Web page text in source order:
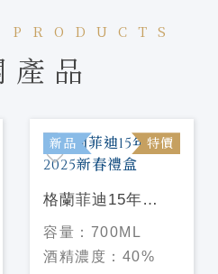
產品
新品 特價
格蘭菲迪15年
2025新春禮盒
容量： 700ML
酒精濃度： 40%